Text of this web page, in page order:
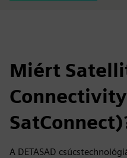
Miért
Connectivity
A DETASAD